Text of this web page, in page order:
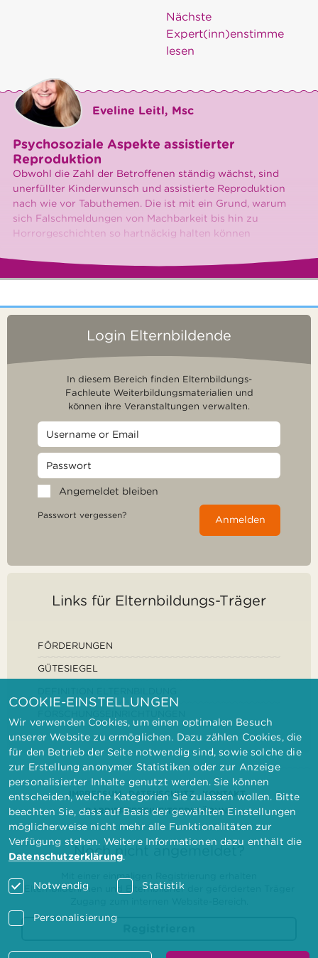
Nächste
Expert(inn)enstimme
lesen
Eveline Leitl, Msc
Psychosoziale Aspekte assistierter
Reproduktion
Obwohl die Zahl der Betroffenen ständig wächst, sind
unerfüllter Kinderwunsch und assistierte Reproduktion
nach wie vor Tabuthemen. Die ist mit ein Grund, warum
sich Falschmeldungen von Machbarkeit bis hin zu
Horrorgeschichten so hartnäckig halten können
Login Elternbildende
In diesem Bereich finden Elternbildungs-
Fachleute Weiterbildungsmaterialien und
können ihre Veranstaltungen verwalten.
Angemeldet bleiben
Passwort vergessen? Anmelden
Links für Elternbildungs-Träger
FÖRDERUNGEN
GÜTESIEGEL
IMPRESSUM DATENSCHUTZ
KONTAKT
BARRIEREFREIHEITSERKLÄRUNG
Noch nicht angemeldet?
Elternbilderinnen und Elternbildner der geförderten Träger
COOKIE-EINSTELLUNGEN
Wir verwenden Cookies, um einen optimalen Besuch
unserer Website zu ermöglichen. Dazu zählen Cookies, die
für den Betrieb der Seite notwendig sind, sowie solche die
zur Erstellung anonymer Statistiken oder zur Anzeige
personalisierter Inhalte genutzt werden. Sie können
entscheiden, welche Kategorien Sie zulassen wollen. Bitte
beachten Sie, dass auf Basis der gewählten Einstellungen
möglicherweise nicht mehr alle Funktionalitäten zur
Verfügung stehen. Weitere Informationen dazu enthält die
Datenschutzerklärung.
Notwendig Statistik
Personalisierung